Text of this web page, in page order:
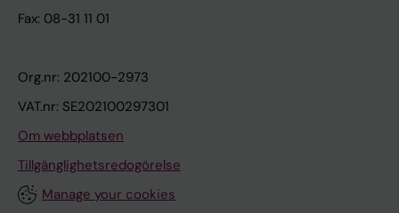
Fax: 08-31 11 01
Org.nr: 202100-2973
VAT.nr: SE202100297301
Om webbplatsen
Tillgänglighetsredogörelse
Manage your cookies